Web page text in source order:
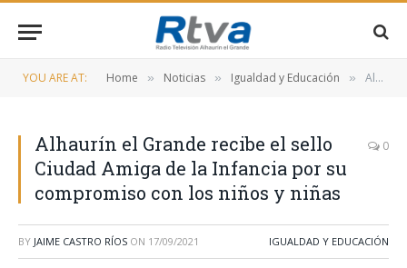
YOU ARE AT: Home » Noticias » Igualdad y Educación » Alhaurín el Grande recibe el sello Ciudad Amiga de la Infancia por su compromiso con los niños y niñas
Alhaurín el Grande recibe el sello
Ciudad Amiga de la Infancia por su
compromiso con los niños y niñas
0
BY JAIME CASTRO RÍOS ON 17/09/2021 IGUALDAD Y EDUCACIÓN